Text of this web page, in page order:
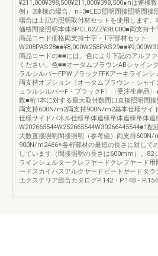
¥211,000¥398,500¥211,000¥398,500●nは連棟数
例）3連棟の場合、n=3■LED照明間接照明間接
場合は上記の照明取付材セットを使用します。
価格間接照明本体8PCL02ZZ¥30,000■両支持十
商品コード価格両支持十字・T字部材セット
商品コードの■■には、色により下記のアルフ
ください。色■■オータムブラウンABシャイン
ラルシルバーFPWブラックFFKアーキラインシ
両支持オプション〔オータムブラウン・シャイ
ュラルシルバーF・ブラックF〕〈受注生産品
数■桁1本に対する最大取付数間口直接照明間接
両支持600N/m2両支持900N/m2基本仕様サイ
仕様サイドパネル仕様単体連棟単体連棟単体連
W202665544W252665544W30266445544■1配
大数直接照明間接照明（参考値）両支持600N/
900N/m2466※各桁部材の最短の長さに対して
しています（間接照明の長さは600mm）。82
ラインシェルタークレフヤードクレフヤード用
ードスカイパスアルクヤードビートヤードタウ
エクステリア総合カタログP.142・P.148・P.154